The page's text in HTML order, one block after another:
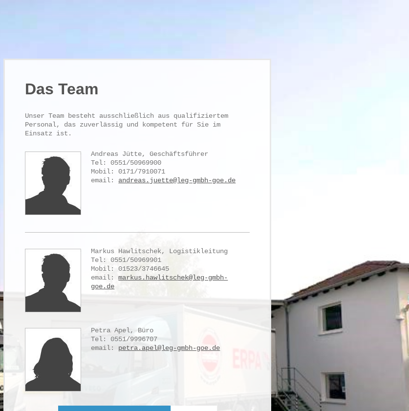
Das Team
Unser Team besteht ausschließlich aus qualifiziertem
Personal, das zuverlässig und kompetent für Sie im
Einsatz ist.
Andreas Jütte, Geschäftsführer
Tel: 0551/50969900
Mobil: 0171/7910071
email: andreas.juette@leg-gmbh-goe.de
Markus Hawlitschek, Logistikleitung
Tel: 0551/50969901
Mobil: 01523/3746645
email:markus.hawlitschek@leg-gmbh-
goe.de
Petra Apel, Büro
Tel: 0551/9996707
email: petra.apel@leg-gmbh-goe.de